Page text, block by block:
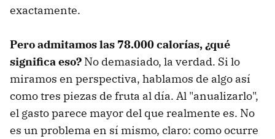
exactamente.
Pero admitamos las 78.000 calorías, ¿qué
significa eso? No demasiado, la verdad. Si lo
miramos en perspectiva, hablamos de algo así
como tres piezas de fruta al día. Al "anualizarlo",
el gasto parece mayor del que realmente es. No
es un problema en sí mismo, claro: como ocurre